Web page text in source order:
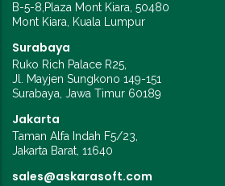
B-5-8,Plaza Mont Kiara, 50480
Mont Kiara, Kuala Lumpur
Surabaya
Ruko Rich Palace R25,
Jl. Mayjen Sungkono 149-151
Surabaya, Jawa Timur 60189
Jakarta
Taman Alfa Indah F5/23,
Jakarta Barat, 11640
sales@askarasoft.com